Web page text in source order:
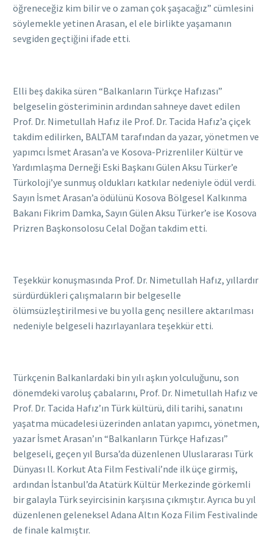
öğreneceğiz kim bilir ve o zaman çok şaşacağız” cümlesini
söylemekle yetinen Arasan, el ele birlikte yaşamanın
sevgiden geçtiğini ifade etti.
Elli beş dakika süren “Balkanların Türkçe Hafızası”
belgeselin gösteriminin ardından sahneye davet edilen
Prof. Dr. Nimetullah Hafız ile Prof. Dr. Tacida Hafız’a çiçek
takdim edilirken, BALTAM tarafından da yazar, yönetmen ve
yapımcı İsmet Arasan’a ve Kosova-Prizrenliler Kültür ve
Yardımlaşma Derneği Eski Başkanı Gülen Aksu Türker’e
Türkoloji’ye sunmuş oldukları katkılar nedeniyle ödül verdi.
Sayın İsmet Arasan’a ödülünü Kosova Bölgesel Kalkınma
Bakanı Fikrim Damka, Sayın Gülen Aksu Türker’e ise Kosova
Prizren Başkonsolosu Celal Doğan takdim etti.
Teşekkür konuşmasında Prof. Dr. Nimetullah Hafız, yıllardır
sürdürdükleri çalışmaların bir belgeselle
ölümsüzleştirilmesi ve bu yolla genç nesillere aktarılması
nedeniyle belgeseli hazırlayanlara teşekkür etti.
Türkçenin Balkanlardaki bin yılı aşkın yolculuğunu, son
dönemdeki varoluş çabalarını, Prof. Dr. Nimetullah Hafız ve
Prof. Dr. Tacida Hafız’ın Türk kültürü, dili tarihi, sanatını
yaşatma mücadelesi üzerinden anlatan yapımcı, yönetmen,
yazar İsmet Arasan’ın “Balkanların Türkçe Hafızası”
belgeseli, geçen yıl Bursa’da düzenlenen Uluslararası Türk
Dünyası ll. Korkut Ata Film Festivali’nde ilk üçe girmiş,
ardından İstanbul’da Atatürk Kültür Merkezinde görkemli
bir galayla Türk seyircisinin karşısına çıkmıştır. Ayrıca bu yıl
düzenlenen geleneksel Adana Altın Koza Filim Festivalinde
de finale kalmıştır.